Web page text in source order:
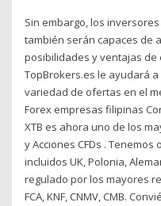
Sin embargo, los
también serán capaces de
posibilidades y ventajas de
TopBrokers.es le ayudará
variedad de ofertas en el
Forex empresas filipinas
XTB es ahora uno de los
y Acciones CFDs .
incluidos UK, Polonia,
regulado por los mayores
FCA, KNF, CNMV, CMB.